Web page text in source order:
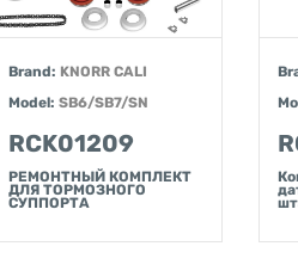
Brand: KNORR CALI
Model: SB6/SB7/SN
RCK01209
РЕМОНТНЫЙ КОМПЛЕКТ
ДЛЯ ТОРМОЗНОГО
СУППОРТА